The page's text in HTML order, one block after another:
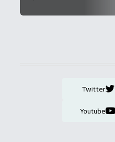
Twitter
Youtube